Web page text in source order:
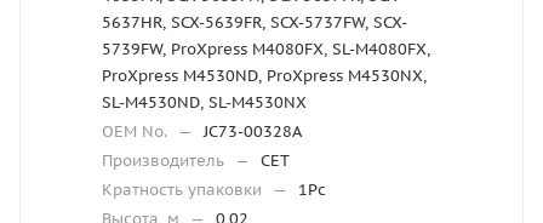
5637HR, SCX-5639FR, SCX-5737FW, SCX-
5739FW, ProXpress M4080FX, SL-M4080FX,
ProXpress M4530ND, ProXpress M4530NX,
SL-M4530ND, SL-M4530NX
OEM No.
—
JC73-00328A
Производитель —
CET
Кратность упаковки
—
1Pc
Высота, м
—
0,02